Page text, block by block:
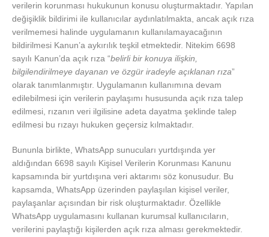
verilerin korunması hukukunun konusu oluşturmaktadır. Yapılan
değişiklik bildirimi ile kullanıcılar aydınlatılmakta, ancak açık rıza
verilmemesi halinde uygulamanın kullanılamayacağının
bildirilmesi Kanun’a aykırılık teşkil etmektedir. Nitekim 6698
sayılı Kanun’da açık rıza “belirli bir konuya ilişkin,
bilgilendirilmeye dayanan ve özgür iradeyle açıklanan rıza”
olarak tanımlanmıştır. Uygulamanın kullanımına devam
edilebilmesi için verilerin paylaşımı hususunda açık rıza talep
edilmesi, rızanın veri ilgilisine adeta dayatma şeklinde talep
edilmesi bu rızayı hukuken geçersiz kılmaktadır.
Bununla birlikte, WhatsApp sunucuları yurtdışında yer
aldığından 6698 sayılı Kişisel Verilerin Korunması Kanunu
kapsamında bir yurtdışına veri aktarımı söz konusudur. Bu
kapsamda, WhatsApp üzerinden paylaşılan kişisel veriler,
paylaşanlar açısından bir risk oluşturmaktadır. Özellikle
WhatsApp uygulamasını kullanan kurumsal kullanıcıların,
verilerini paylaştığı kişilerden açık rıza alması gerekmektedir.